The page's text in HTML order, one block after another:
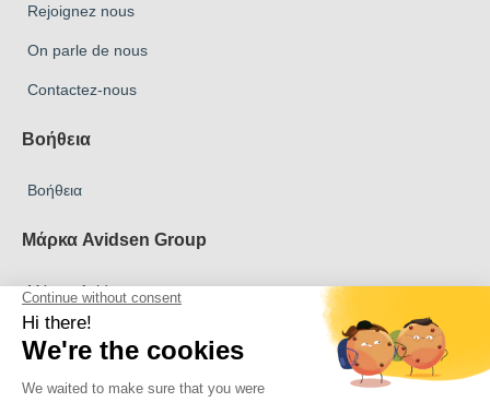
Rejoignez nous
On parle de nous
Contactez-nous
Βοήθεια
Βοήθεια
Μάρκα Avidsen Group
Μάρκα Avidsen
Μάρκα Extel